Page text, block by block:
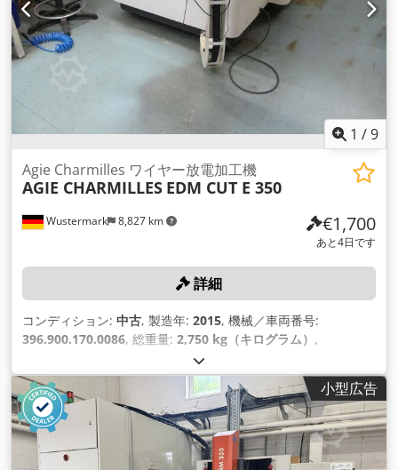
1 /9
Wustermark 8,827 km
Agie Charmilles ワイヤー放電加工機
AGIE CHARMILLES EDM CUT E 350
€1,700
あと4日です
詳細
コンディション: 中古, 製造年: 2015, 機械／車両番号:
396.900.170.0086, 総重量: 2,750 kg（キログラム） ,
小型広告